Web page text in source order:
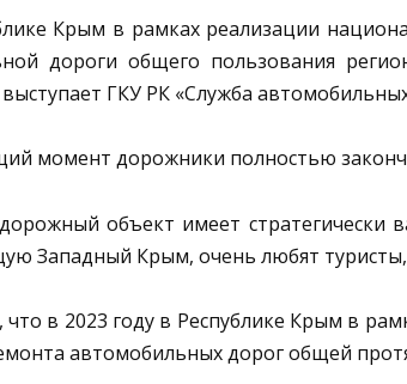
Крым в рамках реализации
дороги общего пользования
ГКУ РК «Служба
момент дорожники полностью
объект имеет стратегически
Западный Крым, очень любят
в 2023 году в Республике Крым в
автомобильных дорог общей